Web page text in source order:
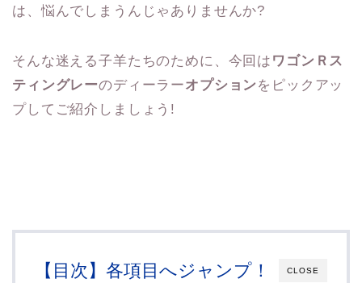
は、悩んでしまうんじゃありませんか?
そんな迷える子羊たちのために、今回は ワゴンＲス
ティングレーのディーラーオプションをピックアッ
プしてご紹介しましょう!
CLOSE
【目次】各項目へジャンプ！